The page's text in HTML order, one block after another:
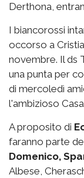
Derthona,
I biancorossi
occorso a
novembre. Il ds
una punta per
di mercoledì
l'ambizioso
A proposito di
faranno parte
Domenico,
Albese,